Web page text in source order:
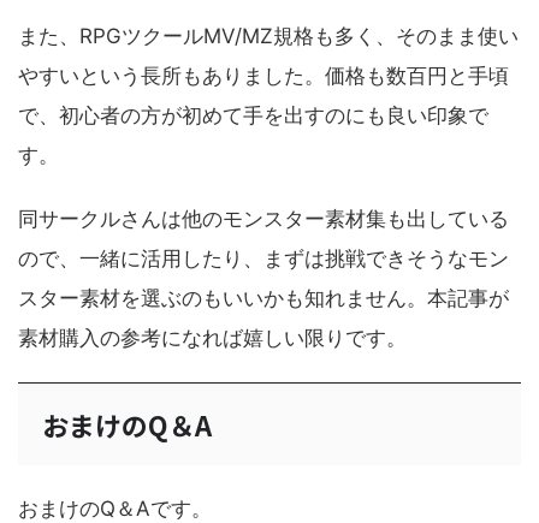
また、RPGツクールMV/MZ規格も多く、そのまま使い
やすいという長所もありました。価格も数百円と手頃
で、初心者の方が初めて手を出すのにも良い印象で
す。
同サークルさんは他のモンスター素材集も出している
ので、一緒に活用したり、まずは挑戦できそうなモン
スター素材を選ぶのもいいかも知れません。本記事が
素材購入の参考になれば嬉しい限りです。
おまけのQ＆A
おまけのQ＆Aです。